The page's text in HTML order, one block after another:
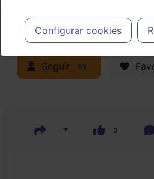
meramente informativo, siendo
profesionales facultados prescribir
cada caso concreto, el tratamiento
necesidades del paciente.
Configurar cookies
Actualidad y Artículos|
Neuropsiquiatría y
Seguir 51
3